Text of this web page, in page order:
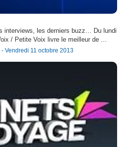
interviews, les derniers buzz… Du lundi
/ Petite Voix livre le meilleur de ...
Vendredi 11 octobre 2013